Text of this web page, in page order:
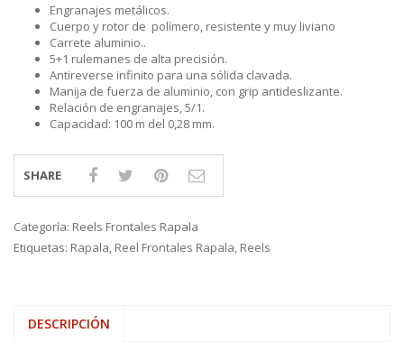
Engranajes metálicos.
Cuerpo y rotor de polímero, resistente y muy liviano
Carrete aluminio..
5+1 rulemanes de alta precisión.
Antireverse infinito para una sólida clavada.
Manija de fuerza de aluminio, con grip antideslizante.
Relación de engranajes, 5/1.
Capacidad: 100 m del 0,28 mm.
SHARE
Categoría: Reels Frontales Rapala
Etiquetas: Rapala, Reel Frontales Rapala, Reels
DESCRIPCIÓN